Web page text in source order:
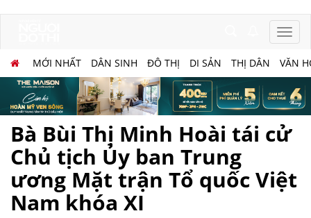
MỚI NHẤT DÂN SINH ĐÔ THỊ DI SẢN THỊ DÂN VĂN
Bà Bùi Thị Minh Hoài tái cử
Chủ tịch Ủy ban Trung
ương Mặt trận Tổ quốc Việt
Nam khóa XI